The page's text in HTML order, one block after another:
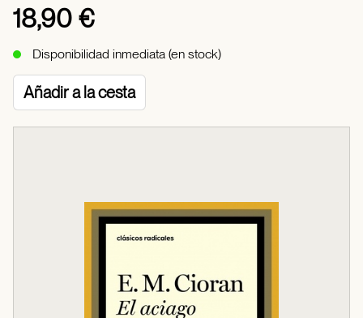
18,90 €
Disponibilidad inmediata (en stock)
Añadir a la cesta